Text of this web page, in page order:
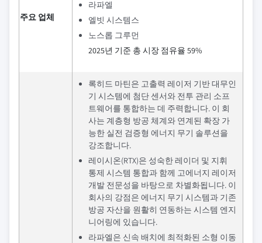
주요 업체
라파엘
엘빗 시스템스
노스롭 그루먼
2025년 기준 총 시장 점유율 59%
록히드 마틴은 고출력 레이저 기반 대무인
기 시스템에 첨단 센서와 전투 관리 소프
트웨어를 통합하는 데 주력합니다. 이 회
사는 계층형 방공 체계와 연계된 확장 가
능한 실전 검증형 에너지 무기 솔루션을
강조합니다.
레이시온(RTX)은 성숙한 레이더 및 지휘
통제 시스템 통합과 함께 고에너지 레이저
개발 전문성을 바탕으로 차별화됩니다. 이
회사의 강점은 에너지 무기 시스템과 기존
방공 자산을 원활히 연동하는 시스템 엔지
니어링에 있습니다.
라파엘은 신속 배치에 최적화된 소형 이동